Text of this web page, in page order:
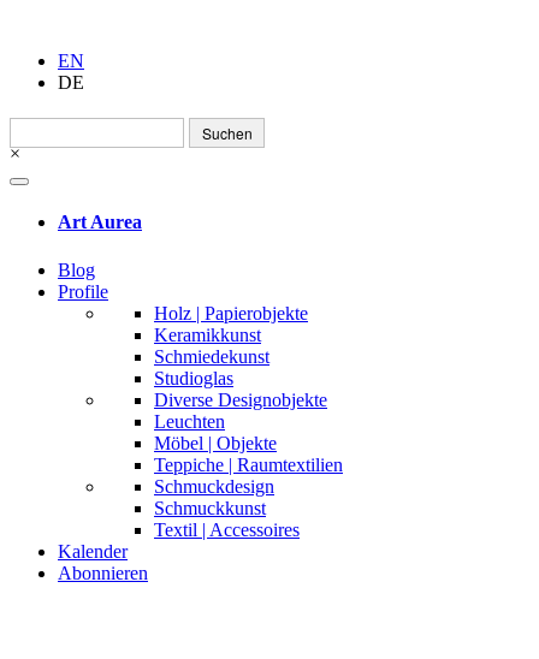
EN
DE
Suchen
nach:
×
Art Aurea
Blog
Profile
Holz | Papierobjekte
Keramikkunst
Schmiedekunst
Studioglas
Diverse Designobjekte
Leuchten
Möbel | Objekte
Teppiche | Raumtextilien
Schmuckdesign
Schmuckkunst
Textil | Accessoires
Kalender
Abonnieren